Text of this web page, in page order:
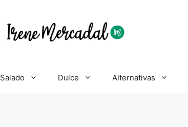
Salado Dulce Alternativas